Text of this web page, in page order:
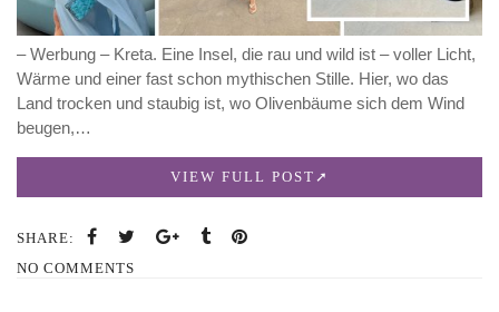
– Werbung – Kreta. Eine Insel, die rau und wild ist – voller Licht,
Wärme und einer fast schon mythischen Stille. Hier, wo das
Land trocken und staubig ist, wo Olivenbäume sich dem Wind
beugen,…
VIEW FULL POST
SHARE:
NO COMMENTS